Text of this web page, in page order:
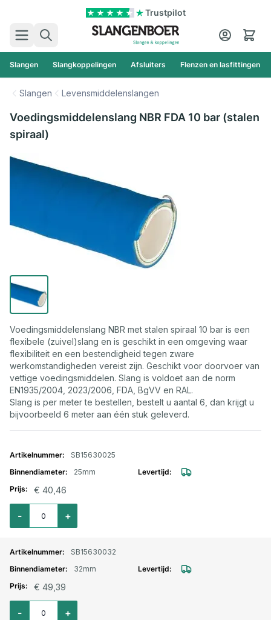
Trustpilot
Zoek
Cart
Slangen Slangkoppelingen Afsluiters Flenzen en lasfittingen
Slangen Levensmiddelenslangen
Voedingsmiddelenslang NBR FDA 10 bar (stalen
spiraal)
Voedingsmiddelenslang NBR met stalen spiraal 10 bar is een
flexibele (zuivel)slang en is geschikt in een omgeving waar
flexibiliteit en een bestendigheid tegen zware
werkomstandigheden vereist zijn. Geschikt voor doorvoer van
vettige voedingsmiddelen. Slang is voldoet aan de norm
EN1935/2004, 2023/2006, FDA, BgVV en RAL.
Slang is per meter te bestellen, bestelt u aantal 6, dan krijgt u
bijvoorbeeld 6 meter aan één stuk geleverd.
SB15630025
25mm
€ 40,46
Aantal voor Voedingsmiddelenslang NBR FDA 10 bar (stalen spiraal)
+
-
SB15630032
32mm
€ 49,39
Aantal voor Voedingsmiddelenslang NBR FDA 10 bar (stalen spiraal)
+
-